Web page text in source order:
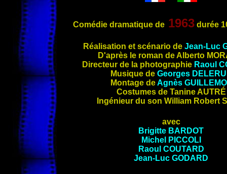
Comédie dramatique de1963durée
Réalisation et scénario de Jean-Luc
D'après le roman de Alberto
Directeur de la photographie Raoul
Musique de Georges
Montage deAgnès
Costumes de Tanine AUTRÉ
Ingénieur du son William Robert
avec
Brigitte BARDOT
Michel PICCOLI
Raoul COUTARD
Jean-Luc GODARD